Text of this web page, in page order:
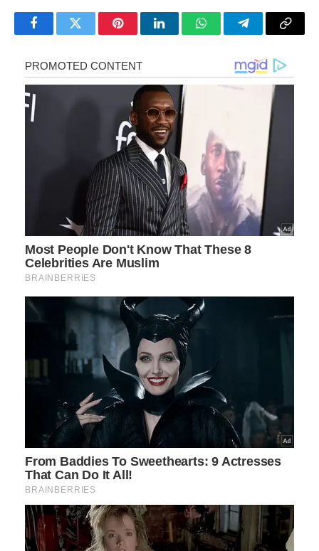
FacebookTwitter PinterestLinkedInWhatsAppTelegramCopy